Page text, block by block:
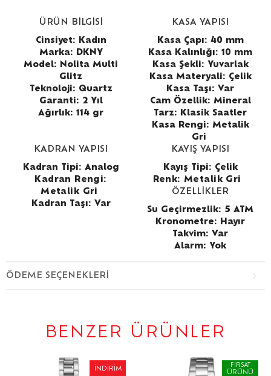
ÜRÜN BİLGİSİ
Cinsiyet: Kadın
Marka: DKNY
Model: Nolita Multi
Glitz
Teknoloji: Quartz
Garanti: 2 Yıl
Ağırlık: 114 gr
KASA YAPISI
Kasa Çapı: 40 mm
Kasa Kalınlığı: 10 mm
Kasa Şekli: Yuvarlak
Kasa Materyali: Çelik
Kasa Taşı: Var
Cam Özellik: Mineral
Tarz: Klasik Saatler
Kasa Rengi: Metalik
Gri
KADRAN YAPISI
Kadran Tipi: Analog
Kadran Rengi:
Metalik Gri
Kadran Taşı: Var
KAYIŞ YAPISI
Kayış Tipi: Çelik
Renk:Metalik Gri
ÖZELLİKLER
Su Geçirmezlik: 5 ATM
Kronometre: Hayır
Takvim: Var
Alarm: Yok
ÖDEME SEÇENEKLERI
BENZER ÜRÜNLER
İNDIRIM
FIRSAT
ÜRÜNÜ